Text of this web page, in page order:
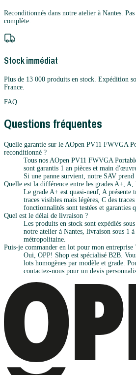
Reconditionnés dans notre atelier à Nantes.
complète.
Stock immédiat
Plus de 13 000 produits en stock. Expédition
France.
FAQ
Questions fréquentes
Quelle garantie sur le AOpen PV11 FWVGA
reconditionné ?
Tous nos AOpen PV11 FWVGA
sont garantis 1 an pièces et main
Si une panne survient, notre SAV prend
Quelle est la différence entre les grades A+, A,
Le grade A+ est quasi-neuf, A présente
traces visibles mais légères, C des
fonctionnalités sont testées et garanties
Quel est le délai de livraison ?
Les produits en stock sont expédiés
notre atelier à Nantes, livraison sous 1
métropolitaine.
Puis-je commander en lot pour mon entreprise
Oui, OPP! Shop est spécialisé B2B.
lots homogènes par modèle et grade.
contactez-nous pour un devis